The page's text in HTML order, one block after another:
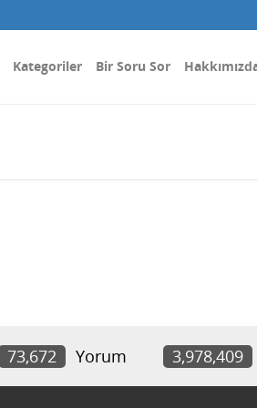
Kategoriler Bir Soru Sor
73,672 Yorum 3,978,409